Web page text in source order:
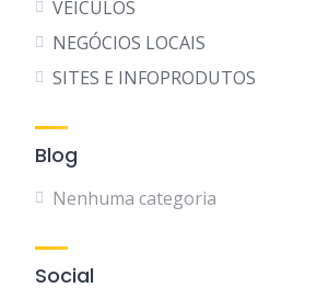
VEÍCULOS
NEGÓCIOS LOCAIS
SITES E INFOPRODUTOS
Blog
Nenhuma categoria
Social